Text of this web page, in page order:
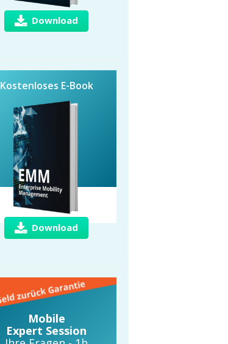
Download
Kostenloses E-Book
Download
Mobile
Expert Session